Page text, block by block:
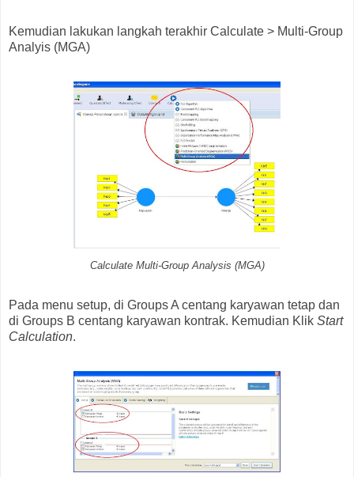
Kemudian lakukan langkah terakhir Calculate > Multi-Group
Analyis (MGA)
Calculate Multi-Group Analysis (MGA)
Pada menu setup, di Groups A centang karyawan tetap dan
di Groups B centang karyawan kontrak. Kemudian Klik Start
Calculation.